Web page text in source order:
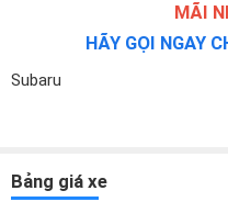
MÃI
HÃY GỌI NGAY
Subaru
Bảng giá xe